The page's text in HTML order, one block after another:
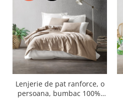
Lenjerie de pat ranforce, o
persoana, bumbac 100%,